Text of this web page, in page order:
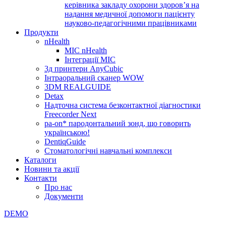
керівника закладу охорони здоров’я на
надання медичної допомоги пацієнту
науково-педагогічними працівниками
Продукти
nHealth
МІС nHealth
Інтеграції МІС
3д принтери AnyCubic
Інтраоральний сканер WOW
3DM REALGUIDE
Detax
Надточна система безконтактної діагностики
Freecorder Next
pa-on* пародонтальний зонд, що говорить
українською!
DentiqGuide
Стоматологічні навчальні комплекси
Каталоги
Новини та акції
Контакти
Про нас
Документи
DEMO